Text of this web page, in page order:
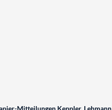
Mitteilungen Keppler, Lehmann